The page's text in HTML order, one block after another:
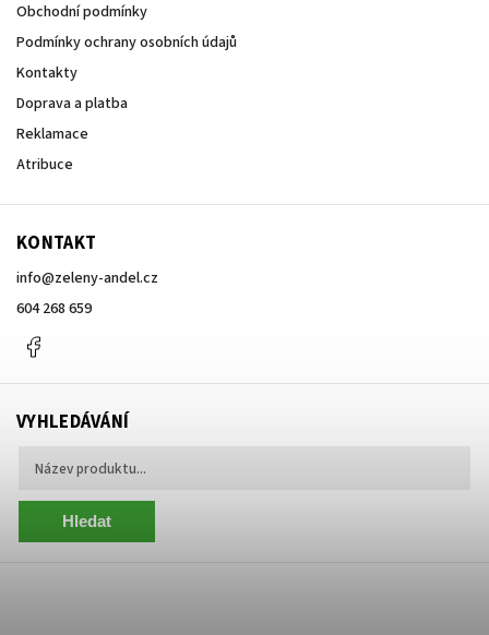
Obchodní podmínky
Podmínky ochrany osobních údajů
Kontakty
Doprava a platba
Reklamace
Atribuce
KONTAKT
info@zeleny-andel.cz
604 268 659
VYHLEDÁVÁNÍ
Hledat